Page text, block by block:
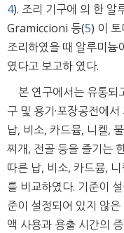
4). 조리 기구에 의 한 알
Gramiccioni 등(5) 이
조리하였을 때 알루미
였다고 보고하 였다.
본 연구에서는 유통되
구 및 용기·포장공전에
납, 비소, 카드뮴, 니켈,
찌개, 전골 등을 즐기는
따른 납, 비소, 카드뮴,
를 비교하였다. 기준이
준이 설정되어 있지 않
액 사용과 용출 시간의